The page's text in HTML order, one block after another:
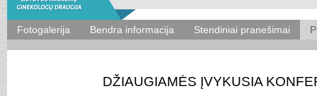
Fotogalerija Bendra informacija Stendiniai pranešimai
DŽIAUGIAMĖS ĮVYKUSIA